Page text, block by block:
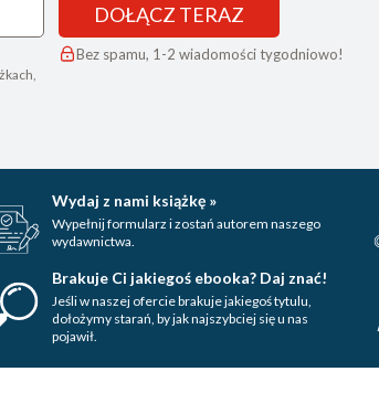
DOŁĄCZ TERAZ
Bez spamu, 1-2 wiadomości tygodniowo!
Wydaj z nami książkę »
Wypełnij formularz i zostań autorem naszego
wydawnictwa.
Brakuje Ci jakiegoś ebooka? Daj znać!
Jeśli w naszej ofercie brakuje jakiegoś tytulu,
dołożymy starań, by jak najszybciej się u nas
pojawił.